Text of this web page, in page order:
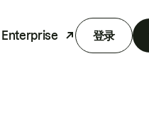
Enterprise 登录